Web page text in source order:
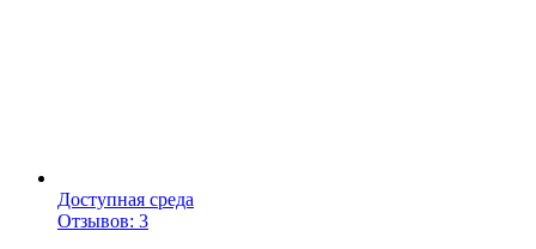
Доступная среда
Отзывов: 3